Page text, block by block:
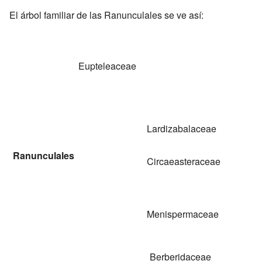
El árbol familiar de las Ranunculales se ve así:
Ranunculales
Eupteleaceae
Lardizabalaceae
Circaeasteraceae
Menispermaceae
Berberidaceae